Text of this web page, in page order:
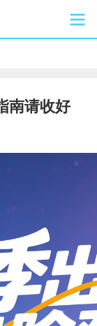
南请收好